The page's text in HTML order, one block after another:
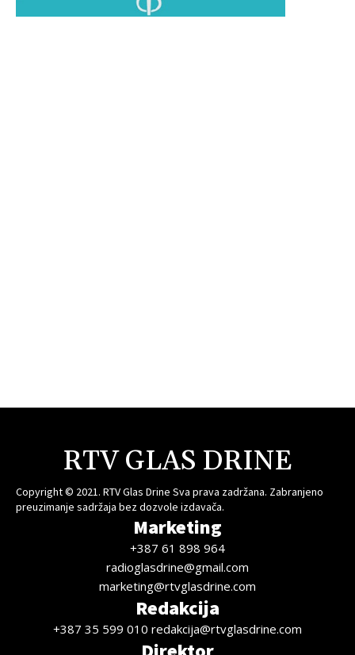
RTV GLAS DRINE
Copyright © 2021. RTV Glas Drine Sva prava zadržana. Zabranjeno
preuzimanje sadržaja bez dozvole izdavača.
Marketing
+387 61 898 964
radioglasdrine@gmail.com
marketing@rtvglasdrine.com
Redakcija
+387 35 599 010 redakcija@rtvglasdrine.com